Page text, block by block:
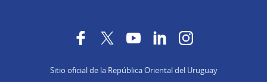
FacebookTwitterYouTubeLinkedInInstagram
Sitio oficial de la República Oriental del Uruguay